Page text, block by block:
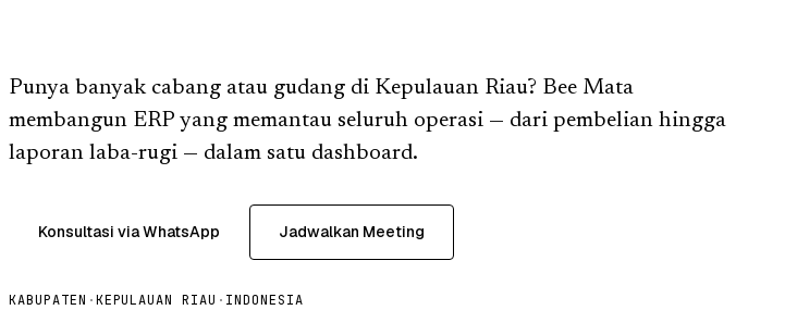
Punya banyak cabang atau gudang di Kepulauan Riau? Bee Mata
membangun ERP yang memantau seluruh operasi — dari pembelian hingga
laporan laba-rugi — dalam satu dashboard.
Konsultasi via WhatsApp Jadwalkan Meeting
KABUPATEN ·KEPULAUAN RIAU · INDONESIA